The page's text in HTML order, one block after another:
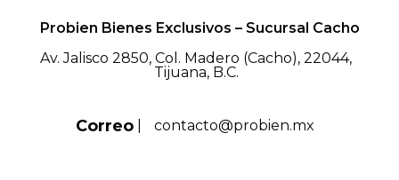
Probien Bienes Exclusivos – Sucursal Cacho
Av. Jalisco 2850, Col. Madero (Cacho), 22044,
Tijuana, B.C.
Correo contacto@probien.mx